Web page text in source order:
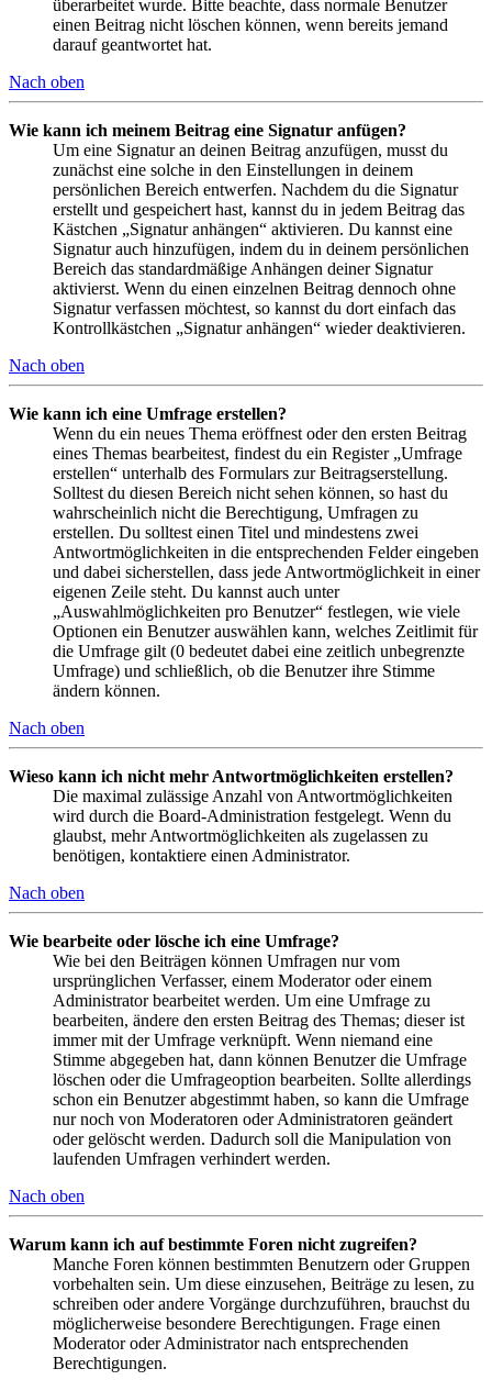
überarbeitet wurde. Bitte beachte, dass normale Benutzer
einen Beitrag nicht löschen können, wenn bereits jemand
darauf geantwortet hat.
Nach oben
Wie kann ich meinem Beitrag eine Signatur anfügen?
Um eine Signatur an deinen Beitrag anzufügen, musst du
zunächst eine solche in den Einstellungen in deinem
persönlichen Bereich entwerfen. Nachdem du die Signatur
erstellt und gespeichert hast, kannst du in jedem Beitrag das
Kästchen „Signatur anhängen“ aktivieren. Du kannst eine
Signatur auch hinzufügen, indem du in deinem persönlichen
Bereich das standardmäßige Anhängen deiner Signatur
aktivierst. Wenn du einen einzelnen Beitrag dennoch ohne
Signatur verfassen möchtest, so kannst du dort einfach das
Kontrollkästchen „Signatur anhängen“ wieder deaktivieren.
Nach oben
Wie kann ich eine Umfrage erstellen?
Wenn du ein neues Thema eröffnest oder den ersten Beitrag
eines Themas bearbeitest, findest du ein Register „Umfrage
erstellen“ unterhalb des Formulars zur Beitragserstellung.
Solltest du diesen Bereich nicht sehen können, so hast du
wahrscheinlich nicht die Berechtigung, Umfragen zu
erstellen. Du solltest einen Titel und mindestens zwei
Antwortmöglichkeiten in die entsprechenden Felder eingeben
und dabei sicherstellen, dass jede Antwortmöglichkeit in einer
eigenen Zeile steht. Du kannst auch unter
„Auswahlmöglichkeiten pro Benutzer“ festlegen, wie viele
Optionen ein Benutzer auswählen kann, welches Zeitlimit für
die Umfrage gilt (0 bedeutet dabei eine zeitlich unbegrenzte
Umfrage) und schließlich, ob die Benutzer ihre Stimme
ändern können.
Nach oben
Wieso kann ich nicht mehr Antwortmöglichkeiten erstellen?
Die maximal zulässige Anzahl von Antwortmöglichkeiten
wird durch die Board-Administration festgelegt. Wenn du
glaubst, mehr Antwortmöglichkeiten als zugelassen zu
benötigen, kontaktiere einen Administrator.
Nach oben
Wie bearbeite oder lösche ich eine Umfrage?
Wie bei den Beiträgen können Umfragen nur vom
ursprünglichen Verfasser, einem Moderator oder einem
Administrator bearbeitet werden. Um eine Umfrage zu
bearbeiten, ändere den ersten Beitrag des Themas; dieser ist
immer mit der Umfrage verknüpft. Wenn niemand eine
Stimme abgegeben hat, dann können Benutzer die Umfrage
löschen oder die Umfrageoption bearbeiten. Sollte allerdings
schon ein Benutzer abgestimmt haben, so kann die Umfrage
nur noch von Moderatoren oder Administratoren geändert
oder gelöscht werden. Dadurch soll die Manipulation von
laufenden Umfragen verhindert werden.
Nach oben
Warum kann ich auf bestimmte Foren nicht zugreifen?
Manche Foren können bestimmten Benutzern oder Gruppen
vorbehalten sein. Um diese einzusehen, Beiträge zu lesen, zu
schreiben oder andere Vorgänge durchzuführen, brauchst du
möglicherweise besondere Berechtigungen. Frage einen
Moderator oder Administrator nach entsprechenden
Berechtigungen.